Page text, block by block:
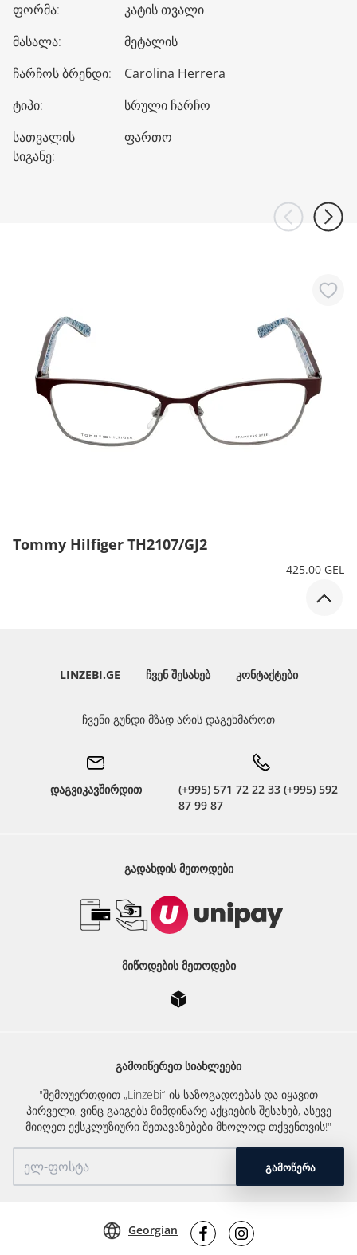
ფორმა:
კატის თვალი
მასალა:
მეტალის
ჩარჩოს ბრენდი:
Carolina Herrera
ტიპი:
სრული ჩარჩო
სათვალის
სიგანე:
ფართო
Tommy Hilfiger TH2107/GJ2
425.00 GEL
LINZEBI.GE ᲩᲕᲔᲜ ᲨᲔᲡᲐᲮᲔᲑ ᲙᲝᲜᲢᲐᲥᲢᲔᲑᲘ
ჩვენი გუნდი მზად არის დაგეხმაროთ
დაგვიკავშირდით
(+995) 571 72 22 33 (+995) 592
87 99 87
ᲒᲐᲓᲐᲮᲓᲘᲡ ᲛᲔᲗᲝᲓᲔᲑᲘ
ᲛᲘᲬᲝᲓᲔᲑᲘᲡ ᲛᲔᲗᲝᲓᲔᲑᲘ
ᲒᲐᲛᲝᲘᲬᲔᲠᲔᲗ ᲡᲘᲐᲮᲚᲔᲔᲑᲘ
"შემოუერთდით „Linzebi“-ის საზოგადოებას და იყავით
პირველი, ვინც გაიგებს მიმდინარე აქციების შესახებ, ასევე
მიიღეთ ექსკლუზიური შეთავაზებები მხოლოდ თქვენთვის!"
ᲒᲐᲛᲝᲬᲔᲠᲐ
Georgian